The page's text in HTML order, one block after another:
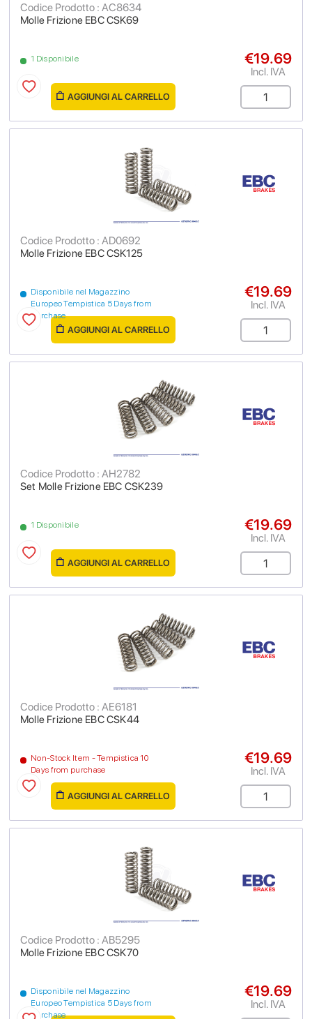
Molle Frizione EBC CSK69
Codice Prodotto : AC8634
1 Disponibile €19.69
Incl. IVA
AGGIUNGI AL CARRELLO
Molle Frizione EBC CSK125
Codice Prodotto : AD0692
Disponibile nel Magazzino
Europeo Tempistica 5 Days from
purchase
€19.69
Incl. IVA
AGGIUNGI AL CARRELLO
Set Molle Frizione EBC CSK239
Codice Prodotto : AH2782
1 Disponibile €19.69
Incl. IVA
AGGIUNGI AL CARRELLO
Molle Frizione EBC CSK44
Codice Prodotto : AE6181
Non-Stock Item - Tempistica 10
Days from purchase
€19.69
Incl. IVA
AGGIUNGI AL CARRELLO
Molle Frizione EBC CSK70
Codice Prodotto : AB5295
Disponibile nel Magazzino
Europeo Tempistica 5 Days from
purchase
€19.69
Incl. IVA